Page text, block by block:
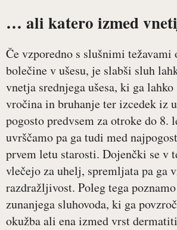
… ali katero izmed
Če vzporedno s slušnimi
bolečine v ušesu, je slabši sluh
vnetja srednjega ušesa, ki ga
vročina in bruhanje ter izcedek iz
pogosto predvsem za otroke do 8.
uvrščamo pa ga tudi med
prvem letu starosti. Dojenčki se v
vlečejo za uhelj, spremljata pa ga
razdražljivost. Poleg tega
zunanjega sluhovoda, ki ga
okužba ali ena izmed vrst